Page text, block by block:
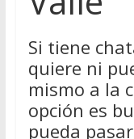
Si tiene
quiere ni
mismo a la
opción es
pueda